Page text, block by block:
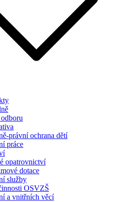
právní ochrana dětí
práce
opatrovnictví
dotace
služby
OSVZŠ
a vnitřních věcí